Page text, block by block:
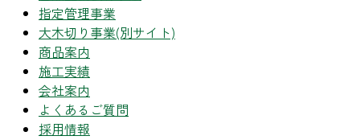
指定管理事業
大木切り事業(別サイト)
商品案内
施工実績
会社案内
よくあるご質問
採用情報